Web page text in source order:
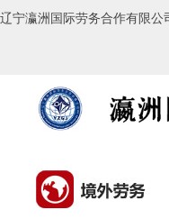
辽宁瀛洲国际劳务合作有限公